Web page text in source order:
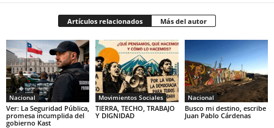
Artículos relacionados Más del autor
Nacional
Ver: La Seguridad Pública,
promesa incumplida del
gobierno Kast
Movimientos Sociales
TIERRA, TECHO, TRABAJO
Y DIGNIDAD
Nacional
Busco mi destino, escribe
Juan Pablo Cárdenas